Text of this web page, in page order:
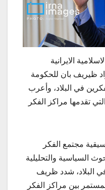
الايرانية
ظيريف بان للحكومة
في البلاد، وأعرب
تقدمها مراكز الفكر
مجتمع الفكر
السياسية والتحليلية
البلاد، شدد ظريف
بين مراكز الفكر